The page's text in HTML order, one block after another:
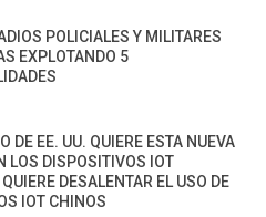
POLICIALES Y MILITARES
EXPLOTANDO 5
DE EE. UU. QUIERE ESTA NUEVA
LOS DISPOSITIVOS IOT
DESALENTAR EL USO DE
IOT CHINOS